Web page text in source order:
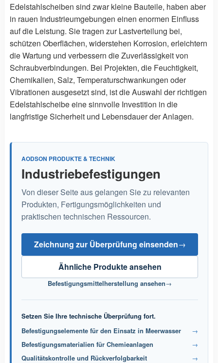
Edelstahlscheiben sind zwar kleine Bauteile, haben aber
in rauen Industrieumgebungen einen enormen Einfluss
auf die Leistung. Sie tragen zur Lastverteilung bei,
schützen Oberflächen, widerstehen Korrosion, erleichtern
die Wartung und verbessern die Zuverlässigkeit von
Schraubverbindungen. Bei Projekten, die Feuchtigkeit,
Chemikalien, Salz, Temperaturschwankungen oder
Vibrationen ausgesetzt sind, ist die Auswahl der richtigen
Edelstahlscheibe eine sinnvolle Investition in die
langfristige Sicherheit und Lebensdauer der Anlagen.
AODSON PRODUKTE & TECHNIK
Industriebefestigungen
Von dieser Seite aus gelangen Sie zu relevanten
Produkten, Fertigungsmöglichkeiten und
praktischen technischen Ressourcen.
Zeichnung zur Überprüfung einsenden→
Ähnliche Produkte ansehen
Befestigungsmittelherstellung ansehen→
Setzen Sie Ihre technische Überprüfung fort.
Befestigungselemente für den Einsatz in Meerwasser
→
Befestigungsmaterialien für Chemieanlagen
→
Qualitätskontrolle und Rückverfolgbarkeit
→